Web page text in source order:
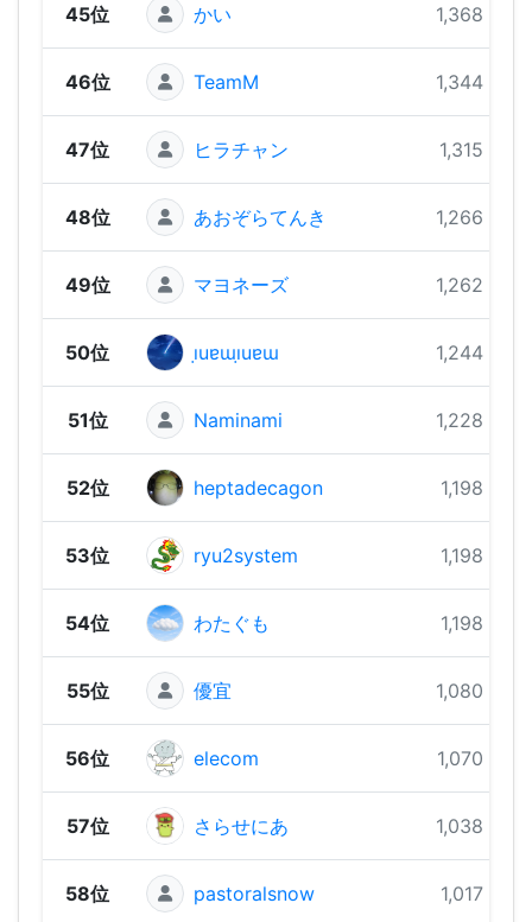
45位 かい 1,368 pts
46位 TeamM 1,344 pts
47位 ヒラチャン 1,315 pts
48位 あおぞらてんき 1,266 pts
49位 マヨネーズ 1,262 pts
50位 ı̣uɐɯı̣uɐɯ 1,244 pts
51位 Naminami 1,228 pts
52位 heptadecagon 1,198 pts
53位 ryu2system 1,198 pts
54位 わたぐも 1,198 pts
55位 優宜 1,080 pts
56位 elecom 1,070 pts
57位 さらせにあ 1,038 pts
58位 pastoralsnow 1,017 pts